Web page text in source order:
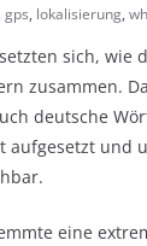
gps, lokalisierung,
sich, wie
zusammen.
deutsche
aufgesetzt und
eine